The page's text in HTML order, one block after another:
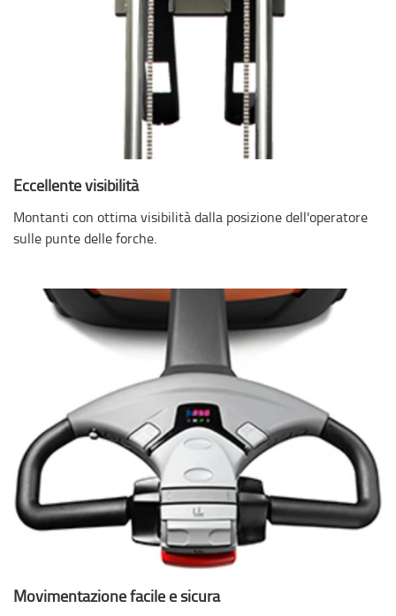
Eccellente visibilità
Montanti con ottima visibilità dalla posizione dell'operatore
sulle punte delle forche.
Movimentazione facile e sicura